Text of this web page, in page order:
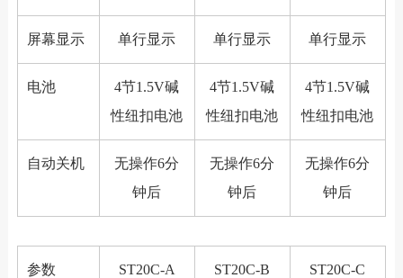
屏幕显示 单行显示 单行显示 单行显示
电池
4节1.5V碱
性纽扣电池
4节1.5V碱
性纽扣电池
4节1.5V碱
性纽扣电池
自动关机
无操作6分
钟后
无操作6分
钟后
无操作6分
钟后
参数 ST20C-A ST20C-B ST20C-C